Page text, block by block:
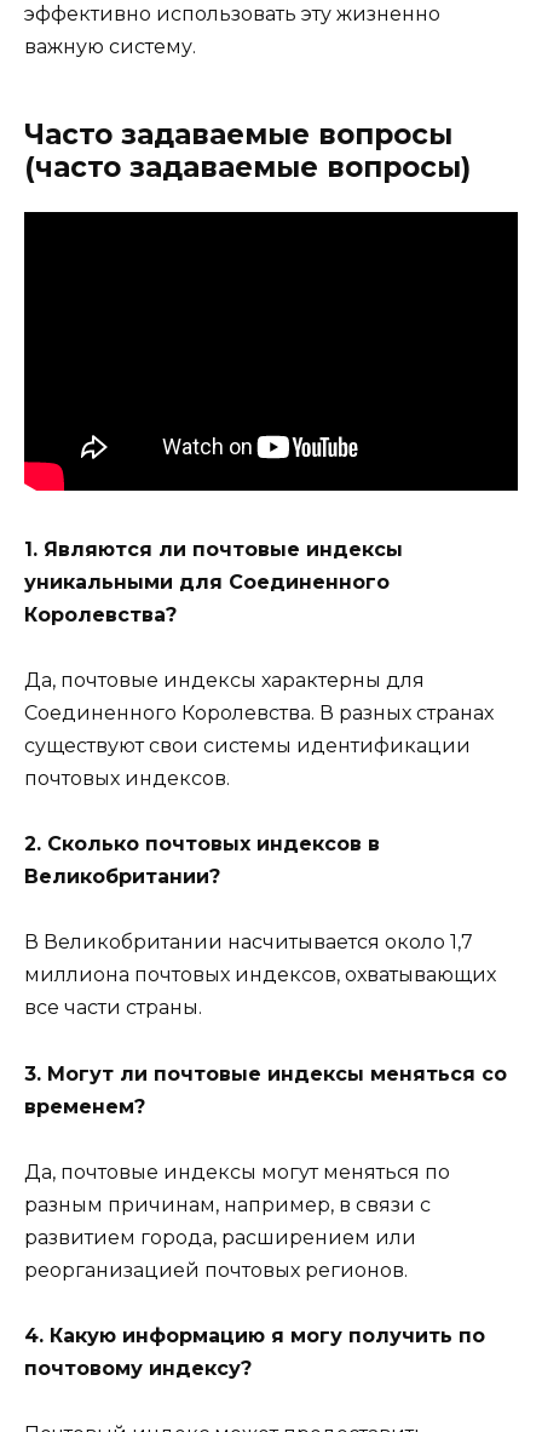
эффективно использовать эту жизненно
важную систему.
Часто задаваемые вопросы
(часто задаваемые вопросы)
1. Являются ли почтовые индексы
уникальными для Соединенного
Королевства?
Да, почтовые индексы характерны для
Соединенного Королевства. В разных странах
существуют свои системы идентификации
почтовых индексов.
2. Сколько почтовых индексов в
Великобритании?
В Великобритании насчитывается около 1,7
миллиона почтовых индексов, охватывающих
все части страны.
3. Могут ли почтовые индексы меняться со
временем?
Да, почтовые индексы могут меняться по
разным причинам, например, в связи с
развитием города, расширением или
реорганизацией почтовых регионов.
4. Какую информацию я могу получить по
почтовому индексу?